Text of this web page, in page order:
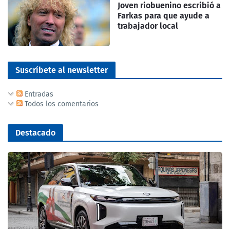
Joven riobuenino escribió a
Farkas para que ayude a
trabajador local
Suscríbete al newsletter
Entradas
Todos los comentarios
Destacado